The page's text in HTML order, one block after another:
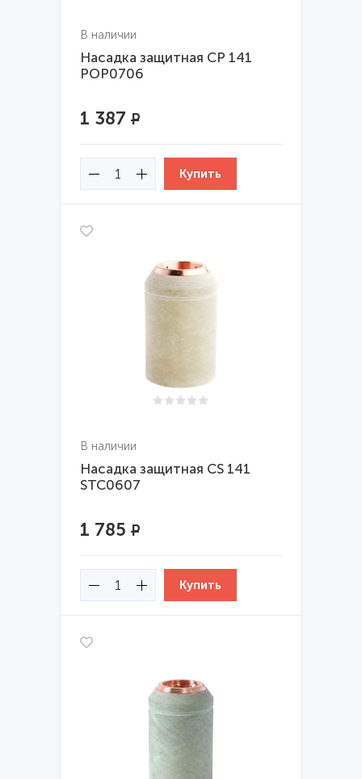
В наличии
Насадка защитная CP 141
POP0706
1 387 Р
В наличии
Насадка защитная CS 141
STC0607
1 785 Р